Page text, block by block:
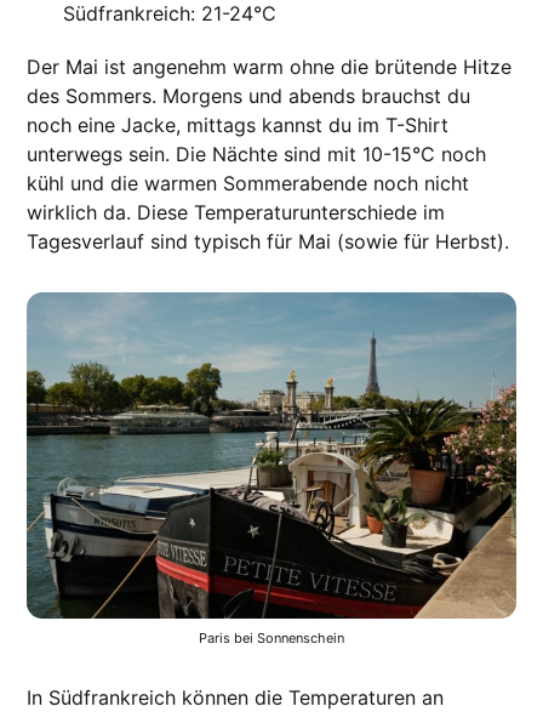
Südfrankreich: 21-24°C
Der Mai ist angenehm warm ohne die brütende Hitze
des Sommers. Morgens und abends brauchst du
noch eine Jacke, mittags kannst du im T-Shirt
unterwegs sein. Die Nächte sind mit 10-15°C noch
kühl und die warmen Sommerabende noch nicht
wirklich da. Diese Temperaturunterschiede im
Tagesverlauf sind typisch für Mai (sowie für Herbst).
Paris bei Sonnenschein
In Südfrankreich können die Temperaturen an